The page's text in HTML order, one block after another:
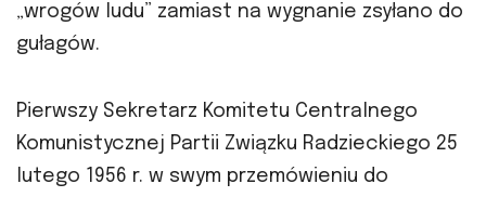
„wrogów ludu” zamiast na wygnanie zsyłano do
gułagów.
Pierwszy Sekretarz Komitetu Centralnego
Komunistycznej Partii Związku Radzieckiego 25
lutego 1956 r. w swym przemówieniu do